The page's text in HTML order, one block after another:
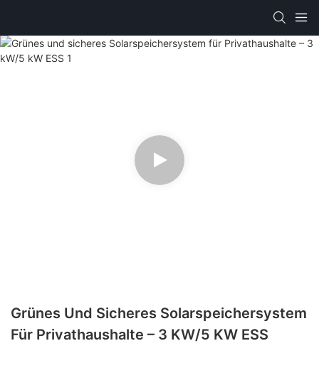
Grünes Und Sicheres Solarspeichersystem
Für Privathaushalte – 3 KW/5 KW ESS